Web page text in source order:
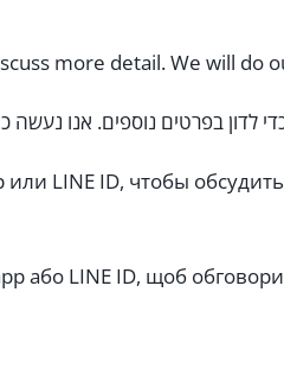
more detail. We will do
или LINE ID, чтобы
або LINE ID, щоб